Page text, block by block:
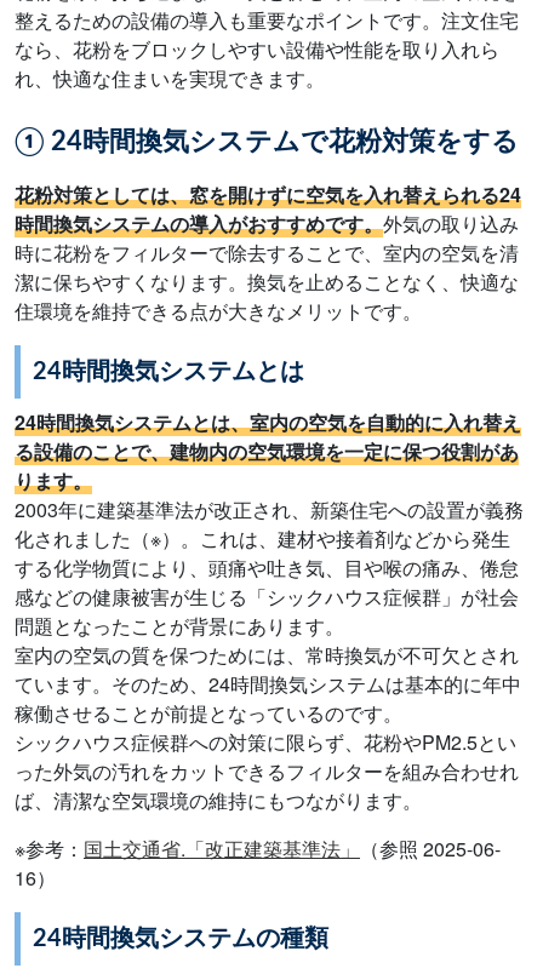
整えるための設備の導入も重要なポイントです。注文住宅
なら、花粉をブロックしやすい設備や性能を取り入れら
れ、快適な住まいを実現できます。
① 24時間換気システムで花粉対策をする
花粉対策としては、窓を開けずに空気を入れ替えられる24
時間換気システムの導入がおすすめです。外気の取り込み
時に花粉をフィルターで除去することで、室内の空気を清
潔に保ちやすくなります。換気を止めることなく、快適な
住環境を維持できる点が大きなメリットです。
24時間換気システムとは
24時間換気システムとは、室内の空気を自動的に入れ替え
る設備のことで、建物内の空気環境を一定に保つ役割があ
ります。
2003年に建築基準法が改正され、新築住宅への設置が義務
化されました（※）。これは、建材や接着剤などから発生
する化学物質により、頭痛や吐き気、目や喉の痛み、倦怠
感などの健康被害が生じる「シックハウス症候群」が社会
問題となったことが背景にあります。
室内の空気の質を保つためには、常時換気が不可欠とされ
ています。そのため、24時間換気システムは基本的に年中
稼働させることが前提となっているのです。
シックハウス症候群への対策に限らず、花粉やPM2.5とい
った外気の汚れをカットできるフィルターを組み合わせれ
ば、清潔な空気環境の維持にもつながります。
※参考： 国土交通省.「改正建築基準法」
（参照 2025-06-
16）
24時間換気システムの種類